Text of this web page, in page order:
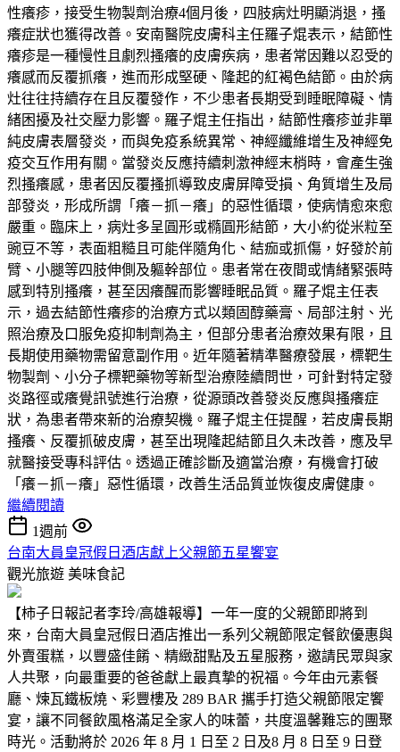
性癢疹，接受生物製劑治療4個月後，四肢病灶明顯消退，搔
癢症狀也獲得改善。安南醫院皮膚科主任羅子焜表示，結節性
癢疹是一種慢性且劇烈搔癢的皮膚疾病，患者常因難以忍受的
癢感而反覆抓癢，進而形成堅硬、隆起的紅褐色結節。由於病
灶往往持續存在且反覆發作，不少患者長期受到睡眠障礙、情
緒困擾及社交壓力影響。羅子焜主任指出，結節性癢疹並非單
純皮膚表層發炎，而與免疫系統異常、神經纖維增生及神經免
疫交互作用有關。當發炎反應持續刺激神經末梢時，會產生強
烈搔癢感，患者因反覆搔抓導致皮膚屏障受損、角質增生及局
部發炎，形成所謂「癢－抓－癢」的惡性循環，使病情愈來愈
嚴重。臨床上，病灶多呈圓形或橢圓形結節，大小約從米粒至
豌豆不等，表面粗糙且可能伴隨角化、結痂或抓傷，好發於前
臂、小腿等四肢伸側及軀幹部位。患者常在夜間或情緒緊張時
感到特別搔癢，甚至因癢醒而影響睡眠品質。羅子焜主任表
示，過去結節性癢疹的治療方式以類固醇藥膏、局部注射、光
照治療及口服免疫抑制劑為主，但部分患者治療效果有限，且
長期使用藥物需留意副作用。近年隨著精準醫療發展，標靶生
物製劑、小分子標靶藥物等新型治療陸續問世，可針對特定發
炎路徑或癢覺訊號進行治療，從源頭改善發炎反應與搔癢症
狀，為患者帶來新的治療契機。羅子焜主任提醒，若皮膚長期
搔癢、反覆抓破皮膚，甚至出現隆起結節且久未改善，應及早
就醫接受專科評估。透過正確診斷及適當治療，有機會打破
「癢－抓－癢」惡性循環，改善生活品質並恢復皮膚健康。
繼續閱讀
1週前
台南大員皇冠假日酒店獻上父親節五星饗宴
觀光旅遊 美味食記
【柿子日報記者李玲/高雄報導】一年一度的父親節即將到
來，台南大員皇冠假日酒店推出一系列父親節限定餐飲優惠與
外賣蛋糕，以豐盛佳餚、精緻甜點及五星服務，邀請民眾與家
人共聚，向最重要的爸爸獻上最真摯的祝福。今年由元素餐
廳、煉瓦鐵板燒、彩豐樓及 289 BAR 攜手打造父親節限定饗
宴，讓不同餐飲風格滿足全家人的味蕾，共度溫馨難忘的團聚
時光。活動將於 2026 年 8 月 1 日至 2 日及8 月 8 日至 9 日登